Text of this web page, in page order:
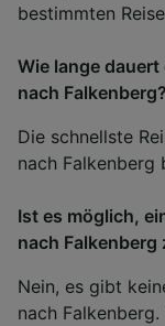
bestimmten
Wie lange
nach Falkenberg?
Die schnellste
nach Falkenberg
Ist es möglich,
nach Falkenberg
Nein, es gibt
nach